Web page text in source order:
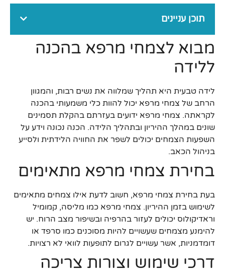
תוכן עניינים
מבוא לצמחי מרפא בהכנה
ללידה
לידה טבעית היא תהליך שמלווה את נשים רבות, והמגוון
הרחב של צמחי מרפא יכול להוות כלי משמעותי בהכנה
לקראתה. צמחי מרפא ידועים בעזרתם בהקלת תסמינים
שונים במהלך ההיריון ובתהליך הלידה. הכנה נכונה וידע על
השפעות הצמחים יכולים לשפר את החוויה הלידתית ולסייע
בניהול הכאב.
בחירת צמחי מרפא מתאימים
בעת בחירת צמחי מרפא, חשוב לדעת אילו צמחים מתאימים
לשימוש בזמן ההיריון. צמחי מרפא כמו מליסה, קמומיל
וראדיקולוס יכולים לעזור בהרפיה ובשיפור מצב הרוח. יש
להימנע מצמחים שעשויים להיות מסוכנים כמו סרפד או
דומדמניות, אשר עשויים לגרום לתופעות לוואי לא רצויות.
דרכי שימוש וצורות צריכה